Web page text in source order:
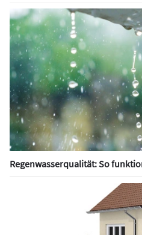
Regenwasserqualität: So